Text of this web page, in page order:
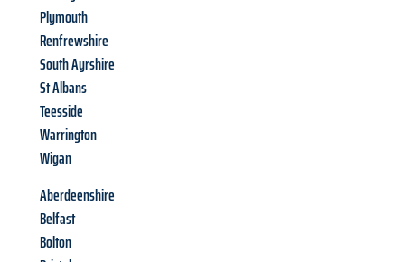
Plymouth
Renfrewshire
South Ayrshire
St Albans
Teesside
Warrington
Wigan
Aberdeenshire
Belfast
Bolton